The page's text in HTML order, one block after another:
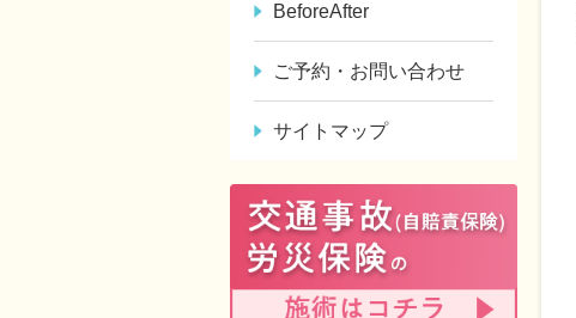
BeforeAfter
ご予約・お問い合わせ
サイトマップ